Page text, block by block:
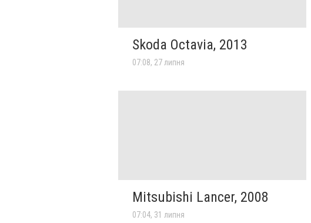
Skoda Octavia, 2013
07:08, 27 липня
Mitsubishi Lancer, 2008
07:04, 31 липня